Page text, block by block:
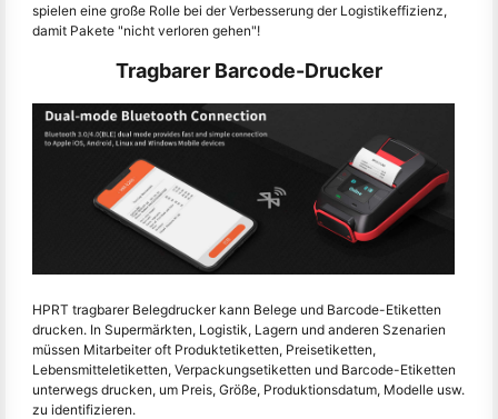
spielen eine große Rolle bei der Verbesserung der Logistikeffizienz,
damit Pakete "nicht verloren gehen"!
Tragbarer Barcode-Drucker
HPRT tragbarer Belegdrucker kann Belege und Barcode-Etiketten
drucken. In Supermärkten, Logistik, Lagern und anderen Szenarien
müssen Mitarbeiter oft Produktetiketten, Preisetiketten,
Lebensmitteletiketten, Verpackungsetiketten und Barcode-Etiketten
unterwegs drucken, um Preis, Größe, Produktionsdatum, Modelle usw.
zu identifizieren.